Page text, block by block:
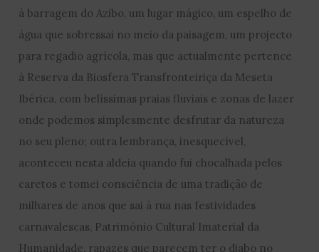
à barragem do Azibo, um lugar mágico, um espelho de
água que sobressai no meio da paisagem, um projecto
para regadio agrícola, mas que actualmente pertence
à Reserva da Biosfera Transfronteiriça da Meseta
Ibérica, com belíssimas praias fluviais e zonas de lazer
onde podemos simplesmente desfrutar da natureza
no seu pleno; outra lembrança, inesquecível,
aconteceu nesta aldeia quando fui chocalhada pelos
caretos e tomei consciência de uma tradição de
milhares de anos que sai à rua nas festividades
carnavalescas, Património Cultural Imaterial da
Humanidade, rapazes que parecem ter o diabo no